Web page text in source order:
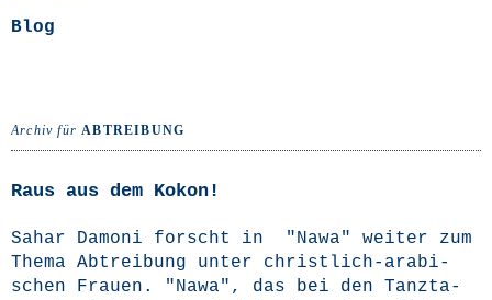
Blog
Archiv fürABTREIBUNG
Raus aus dem Kokon!
Sahar Damo­ni forscht in "Nawa" wei­ter zum
The­ma Abtrei­bung unter chris­t­­lich-ara­­bi­­
schen Frau­en. "Nawa", das bei den Tanz­ta­